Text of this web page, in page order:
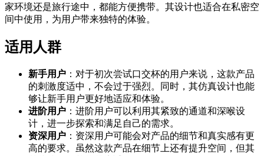
家环境还是旅行途中，都能方便携带。其设计也适合在私密空
间中使用，为用户带来独特的体验。
适用人群
新手用户 ：对于初次尝试口交杯的用户来说，这款产品
的刺激度适中，不会过于强烈。同时，其仿真设计也能
够让新手用户更好地适应和体验。
进阶用户 ：进阶用户可以利用其紧致的通道和深喉设
计，进一步探索和满足自己的需求。
资深用户 ：资深用户可能会对产品的细节和真实感有更
高的要求。虽然这款产品在细节上还有提升空间，但其